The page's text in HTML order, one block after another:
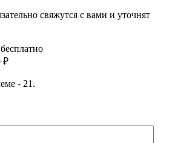
свяжутся с вами и уточнят
₽
- 21.